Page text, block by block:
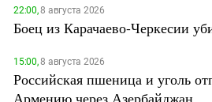
22:00,8 августа 2026
Боец из Карачаево-Черкесии
15:00,8 августа 2026
Российская пшеница и уголь
Армению через Азербайджан